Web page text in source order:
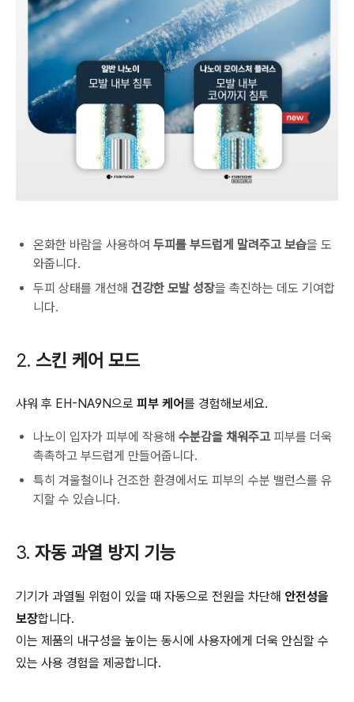
온화한 바람을 사용하여 두피를 부드럽게 말려주고 보습을 도
와줍니다.
두피 상태를 개선해 건강한 모발 성장을 촉진하는 데도 기여합
니다.
2. 스킨 케어 모드
샤워 후 EH-NA9N으로 피부 케어를 경험해보세요.
나노이 입자가 피부에 작용해 수분감을 채워주고피부를 더욱
촉촉하고 부드럽게 만들어줍니다.
특히 겨울철이나 건조한 환경에서도 피부의 수분 밸런스를 유
지할 수 있습니다.
3. 자동 과열 방지 기능
기기가 과열될 위험이 있을 때 자동으로 전원을 차단해 안전성을
보장합니다.
이는 제품의 내구성을 높이는 동시에 사용자에게 더욱 안심할 수
있는 사용 경험을 제공합니다.